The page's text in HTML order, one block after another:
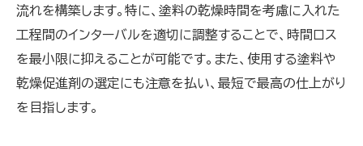
流れを構築します。特に、塗料の乾燥時間を考慮に入れた
工程間のインターバルを適切に調整することで、時間ロス
を最小限に抑えることが可能です。また、使用する塗料や
乾燥促進剤の選定にも注意を払い、最短で最高の仕上がり
を目指します。